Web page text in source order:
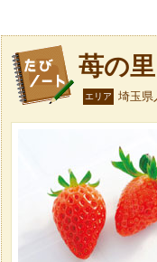
苺の
エリア 埼玉県